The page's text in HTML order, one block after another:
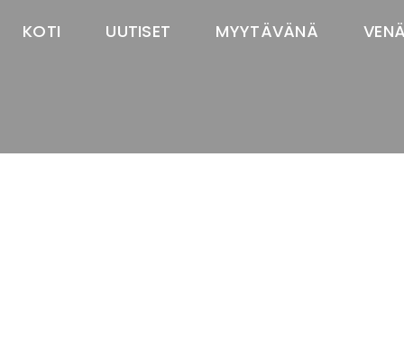
KOTI UUTISET MYYTÄVÄNÄ